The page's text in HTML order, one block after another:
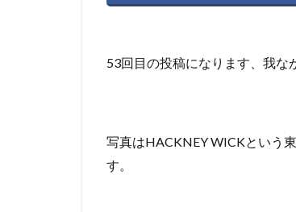
53回目の投稿になります、我な
写真はHACKNEY WICKという
す。